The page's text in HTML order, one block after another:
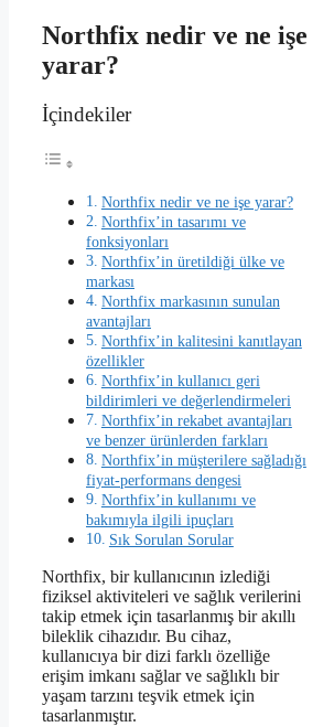
Northfix nedir ve ne işe
yarar?
İçindekiler
Northfix nedir ve ne işe yarar?
Northfix’in tasarımı ve
fonksiyonları
Northfix’in üretildiği ülke ve
markası
Northfix markasının sunulan
avantajları
Northfix’in kalitesini kanıtlayan
özellikler
Northfix’in kullanıcı geri
bildirimleri ve değerlendirmeleri
Northfix’in rekabet avantajları
ve benzer ürünlerden farkları
Northfix’in müşterilere sağladığı
fiyat-performans dengesi
Northfix’in kullanımı ve
bakımıyla ilgili ipuçları
Sık Sorulan Sorular
Northfix, bir kullanıcının izlediği
fiziksel aktiviteleri ve sağlık verilerini
takip etmek için tasarlanmış bir akıllı
bileklik cihazıdır. Bu cihaz,
kullanıcıya bir dizi farklı özelliğe
erişim imkanı sağlar ve sağlıklı bir
yaşam tarzını teşvik etmek için
tasarlanmıştır.